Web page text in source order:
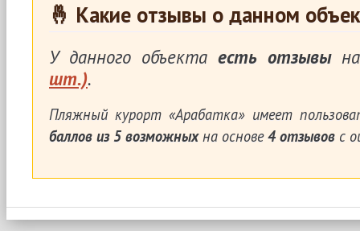
🤞 Какие отзывы о данном
У данного объекта есть отзывы
шт.).
Пляжный курорт «Арабатка»имеет
баллов из 5 возможныхна основе4 отзывов с